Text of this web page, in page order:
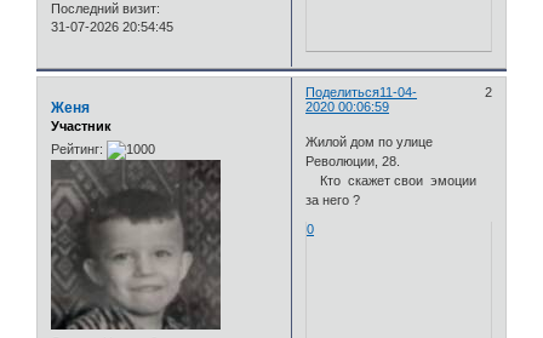
Последний визит:
31-07-2026 20:54:45
Поделиться 2
11-04-
2020 00:06:59
Женя
Участник
Рейтинг:
Жилой дом по улице
Революции, 28.
Кто скажет свои эмоции
за него ?
0